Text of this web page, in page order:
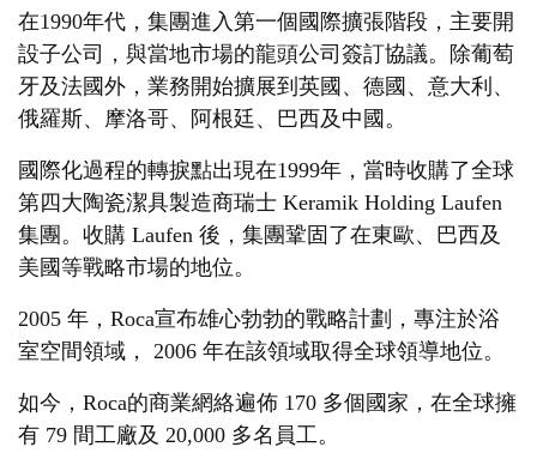
在1990年代，集團進入第一個國際擴張階段，主要開
設子公司，與當地市場的龍頭公司簽訂協議。除葡萄
牙及法國外，業務開始擴展到英國、德國、意大利、
俄羅斯、摩洛哥、阿根廷、巴西及中國。
國際化過程的轉捩點出現在1999年，當時收購了全球
第四大陶瓷潔具製造商瑞士 Keramik Holding Laufen
集團。收購 Laufen 後，集團鞏固了在東歐、巴西及
美國等戰略市場的地位。
2005 年，Roca宣布雄心勃勃的戰略計劃，專注於浴
室空間領域， 2006 年在該領域取得全球領導地位。
如今，Roca的商業網絡遍佈 170 多個國家，在全球擁
有 79 間工廠及 20,000 多名員工。